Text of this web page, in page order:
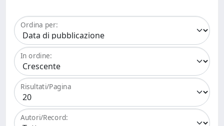
Ordina per:
In ordine:
Risultati/Pagina
Autori/Record: